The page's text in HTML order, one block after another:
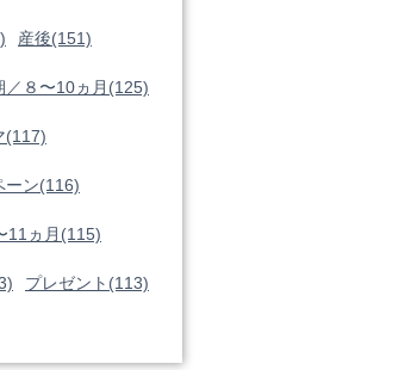
産後(151)
／８〜10ヵ月(125)
(117)
ーン(116)
11ヵ月(115)
プレゼント(113)